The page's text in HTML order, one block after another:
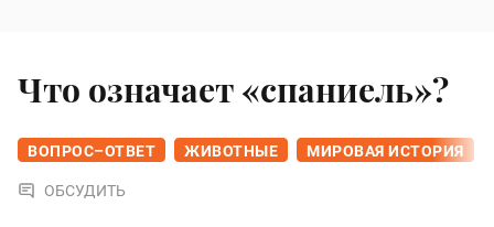
Что означает «спаниель»?
ВОПРОС–ОТВЕТ ЖИВОТНЫЕ МИРОВАЯ ИСТОРИЯ
ОБСУДИТЬ